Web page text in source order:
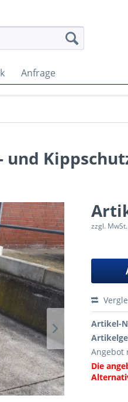
Anfrage
zzgl.
Artikel-
Angebot
Die